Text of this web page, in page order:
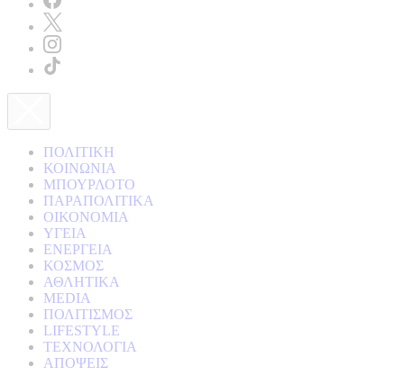
ΠΟΛΙΤΙΚΗ
ΚΟΙΝΩΝΙΑ
ΜΠΟΥΡΛΟΤΟ
ΠΑΡΑΠΟΛΙΤΙΚΑ
ΟΙΚΟΝΟΜΙΑ
ΥΓΕΙΑ
ΕΝΕΡΓΕΙΑ
ΚΟΣΜΟΣ
ΑΘΛΗΤΙΚΑ
MEDIA
ΠΟΛΙΤΙΣΜΟΣ
LIFESTYLE
ΤΕΧΝΟΛΟΓΙΑ
ΑΠΟΨΕΙΣ